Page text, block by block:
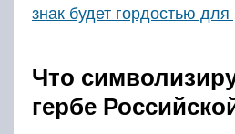
знак будет гордостью для
Что
гербе